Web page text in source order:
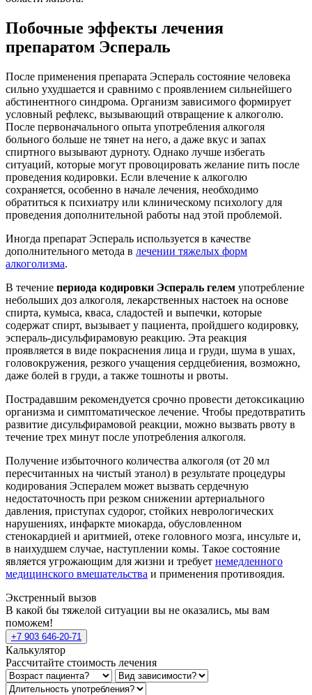
Побочные эффекты лечения
препаратом Эспераль
После применения препарата Эспераль состояние человека
сильно ухудшается и сравнимо с проявлением сильнейшего
абстинентного синдрома. Организм зависимого формирует
условный рефлекс, вызывающий отвращение к алкоголю.
После первоначального опыта употребления алкоголя
больного больше не тянет на него, а даже вкус и запах
спиртного вызывают дурноту. Однако лучше избегать
ситуаций, которые могут провоцировать желание пить после
проведения кодировки. Если влечение к алкоголю
сохраняется, особенно в начале лечения, необходимо
обратиться к психиатру или клиническому психологу для
проведения дополнительной работы над этой проблемой.
Иногда препарат Эспераль используется в качестве
дополнительного метода в лечении тяжелых форм
алкоголизма.
В течение периода кодировки Эспераль гелем употребление
небольших доз алкоголя, лекарственных настоек на основе
спирта, кумыса, кваса, сладостей и выпечки, которые
содержат спирт, вызывает у пациента, пройдшего кодировку,
эспераль-дисульфирамовую реакцию. Эта реакция
проявляется в виде покраснения лица и груди, шума в ушах,
головокружения, резкого учащения сердцебиения, возможно,
даже болей в груди, а также тошноты и рвоты.
Пострадавшим рекомендуется срочно провести детоксикацию
организма и симптоматическое лечение. Чтобы предотвратить
развитие дисульфирамовой реакции, можно вызвать рвоту в
течение трех минут после употребления алкоголя.
Получение избыточного количества алкоголя (от 20 мл
пересчитанных на чистый этанол) в результате процедуры
кодирования Эспералем может вызвать сердечную
недостаточность при резком снижении артериального
давления, приступах судорог, стойких неврологических
нарушениях, инфаркте миокарда, обусловленном
стенокардией и аритмией, отеке головного мозга, инсульте и,
в наихудшем случае, наступлении комы. Такое состояние
является угрожающим для жизни и требует немедленного
медицинского вмешательства и применения противоядия.
Экстренный вызов
В какой бы тяжелой ситуации вы не оказались, мы вам
поможем!
+7 903 646-20-71
Калькулятор
Рассчитайте стоимость лечения